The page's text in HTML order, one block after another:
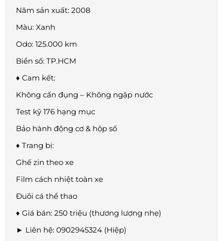
Năm sản xuất: 2008
Màu: Xanh
Odo: 125.000 km
Biển số: TP.HCM
♦ Cam kết:
Không cấn đụng – Không ngập nước
Test kỹ 176 hạng mục
Bảo hành động cơ & hộp số
♦ Trang bị:
Ghế zin theo xe
Film cách nhiệt toàn xe
Đuôi cá thể thao
♦ Giá bán: 250 triệu (thương lượng nhẹ)
► Liên hệ: 0902945324 (Hiệp)